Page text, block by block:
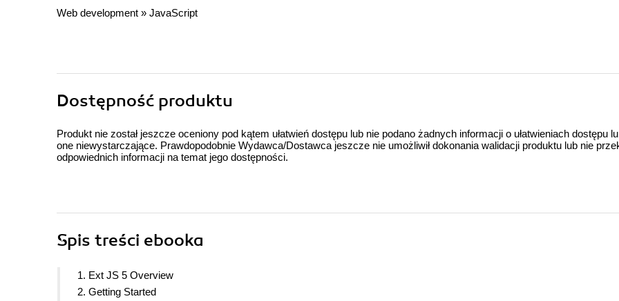
Web development » JavaScript
Dostępność produktu
Produkt nie został jeszcze oceniony pod kątem ułatwień dostępu lub nie podano żadnych informacji o ułatwieniach dostępu
one niewystarczające. Prawdopodobnie Wydawca/Dostawca jeszcze nie umożliwił dokonania walidacji produktu lub nie
odpowiednich informacji na temat jego dostępności.
Spis treści ebooka
1. Ext JS 5 Overview
2. Getting Started